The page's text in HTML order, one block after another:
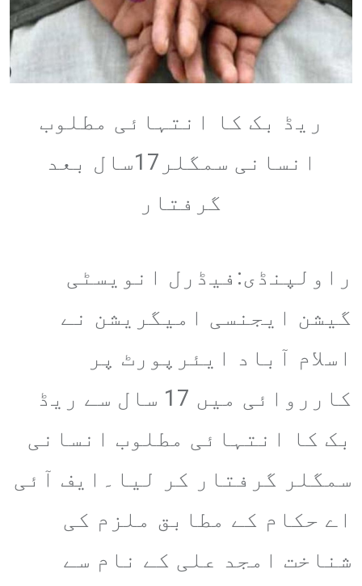
ریڈ بک کا انتہائی مطلوب
انسانی سمگلر17سال بعد
گرفتار
راولپنڈی:فیڈرل انویسٹی
گیشن ایجنسی امیگریشن نے
اسلام آباد ایئرپورٹ پر
کارروائی میں 17 سال سے ریڈ
بک کا انتہائی مطلوب انسانی
سمگلر گرفتار کر لیا۔ایف آئی
اے حکام کے مطابق ملزم کی
شناخت امجد علی کے نام سے